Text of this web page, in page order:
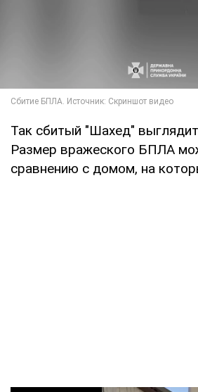
Так сбитый "Шахед"
Размер вражеского БПЛА
сравнению с домом, на